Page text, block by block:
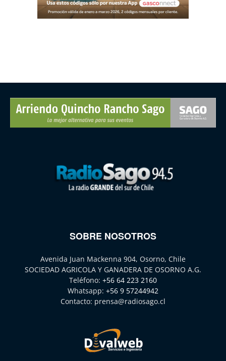
SOBRE NOSOTROS
Avenida Juan Mackenna 904, Osorno, Chile
SOCIEDAD AGRICOLA Y GANADERA DE OSORNO A.G.
Teléfono: +56 64 223 2160
Whatsapp: +56 9 57244942
Contacto: prensa@radiosago.cl